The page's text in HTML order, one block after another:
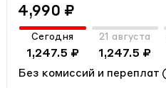
4,990 ₽
Сегодня
1,247.5 ₽
21 августа
1,247.5 ₽
Без комиссий и переплат